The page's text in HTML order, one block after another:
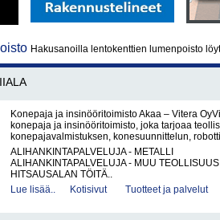
Hakusanoilla lentokenttien lumenpoisto
Konepaja ja insinööritoimisto Akaa – Vitera
konepaja ja insinööritoimisto, joka tarjoaa
konepajavalmistuksen, konesuunnittelun,
ALIHANKINTAPALVELUJA - METALLI
ALIHANKINTAPALVELUJA - MUU TEOLLISUUS
HITSAUSALAN TÖITÄ..
Lue lisää..
Kotisivut Tuotteet ja palvelut